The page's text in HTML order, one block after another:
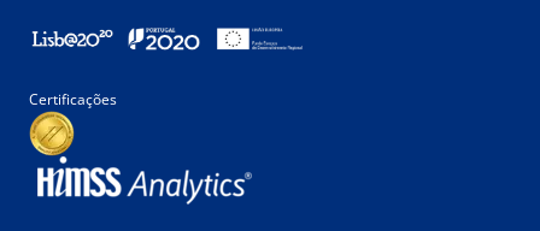
Certificações